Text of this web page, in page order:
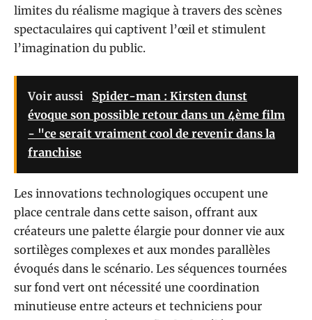
limites du réalisme magique à travers des scènes
spectaculaires qui captivent l’œil et stimulent
l’imagination du public.
Voir aussi
Spider-man : Kirsten dunst
évoque son possible retour dans un 4ème film
- "ce serait vraiment cool de revenir dans la
franchise
Les innovations technologiques occupent une
place centrale dans cette saison, offrant aux
créateurs une palette élargie pour donner vie aux
sortilèges complexes et aux mondes parallèles
évoqués dans le scénario. Les séquences tournées
sur fond vert ont nécessité une coordination
minutieuse entre acteurs et techniciens pour